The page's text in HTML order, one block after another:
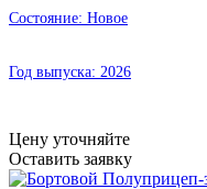
Состояние: Новое
Год выпуска: 2026
Цену уточняйте
Оставить заявку